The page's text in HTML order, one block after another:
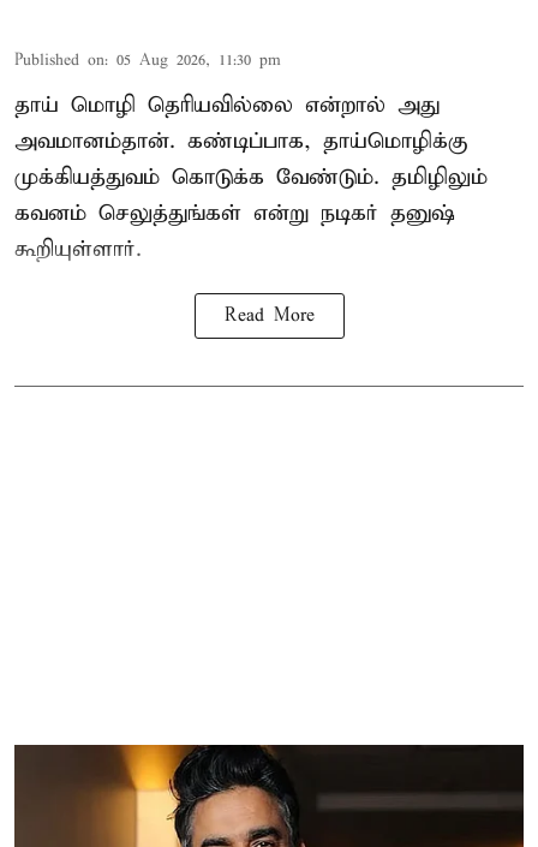
Published on: 05 Aug 2026, 11:30 pm
தாய் மொழி தெரியவில்லை என்றால் அது
அவமானம்தான். கண்டிப்பாக, தாய்மொழிக்கு
முக்கியத்துவம் கொடுக்க வேண்டும். தமிழிலும்
கவனம் செலுத்துங்கள் என்று நடிகர் தனுஷ்
கூறியுள்ளார்.
Read More